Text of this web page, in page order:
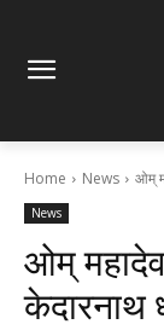
Home News ओम्
News
ओम्
केदारनाथ